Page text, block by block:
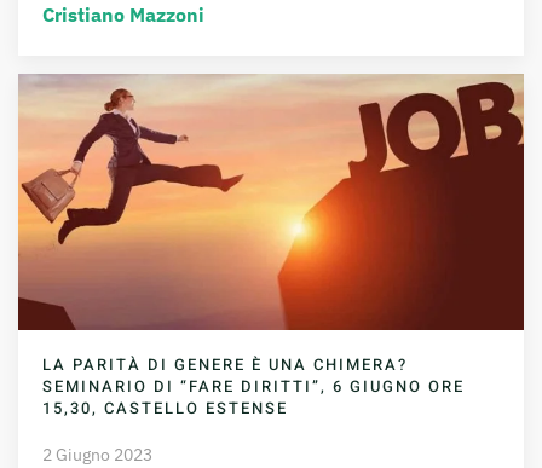
Cristiano Mazzoni
LA PARITÀ DI GENERE È UNA CHIMERA?
SEMINARIO DI “FARE DIRITTI”, 6 GIUGNO ORE
15,30, CASTELLO ESTENSE
2 Giugno 2023